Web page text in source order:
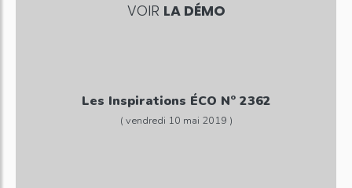
VOIR LA DÉMO
Les Inspirations ÉCO N° 2362
( vendredi 10 mai 2019 )